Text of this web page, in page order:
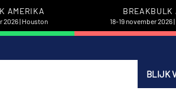
AMERIKA
2026 | Houston
BREAKBULK
18-19 november 2026
BLIJK